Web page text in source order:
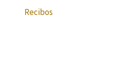
Recibos